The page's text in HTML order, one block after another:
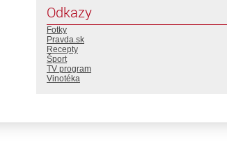
Odkazy
Fotky
Pravda.sk
Recepty
Šport
TV program
Vinotéka